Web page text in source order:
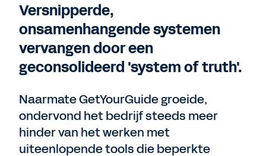
Versnipperde,
onsamenhangende systemen
vervangen door een
geconsolideerd 'system of truth'.
Naarmate GetYourGuide groeide,
ondervond het bedrijf steeds meer
hinder van het werken met
uiteenlopende tools die beperkte